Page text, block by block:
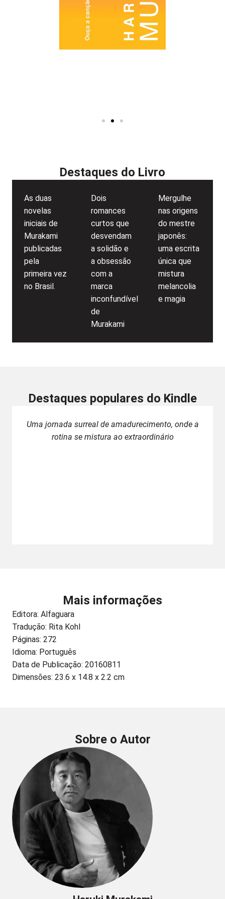
Destaques do Livro
As duas
novelas
iniciais de
Murakami
publicadas
pela
primeira vez
no Brasil.
Dois
romances
curtos que
desvendam
a solidão e
a obsessão
com a
marca
inconfundível
de
Murakami
Mergulhe
nas origens
do mestre
japonês:
uma escrita
única que
mistura
melancolia
e magia
Destaques populares do Kindle
Uma jornada surreal de amadurecimento, onde a
rotina se mistura ao extraordinário
Mais informações
Editora: Alfaguara
Tradução: Rita Kohl
Páginas: 272
Idioma: Português
Data de Publicação: 20160811
Dimensões: 23.6 x 14.8 x 2.2 cm
Sobre o Autor